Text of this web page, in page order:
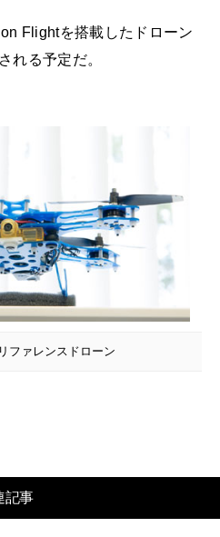
Flightを搭載したドローン
れる予定だ。
ファレンスドローン
記事